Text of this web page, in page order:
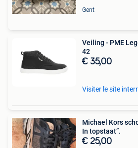
Gent
Veiling - PME
42
€ 35,00
Visiter le site
Michael Kors
In topstaat”.
€ 25,00